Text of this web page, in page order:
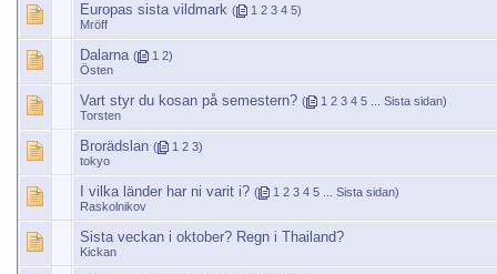
Europas sista vildmark ( 1 2 3 4 5)
Mröff
Dalarna ( 1 2)
Östen
Vart styr du kosan på semestern? ( 1 2 3 4 5 Sista sidan)
Torsten
Brorädslan ( 1 2 3)
tokyo
I vilka länder har ni varit i? ( 1 2 3 4 5 Sista sidan)
Raskolnikov
Sista veckan i oktober? Regn i Thailand?
Kickan